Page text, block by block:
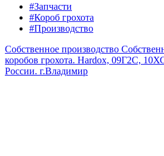
#Запчасти
#Короб грохота
#Производство
Собственное производство
коробов грохота. Hardox, 09Г2С,
России. г.Владимир